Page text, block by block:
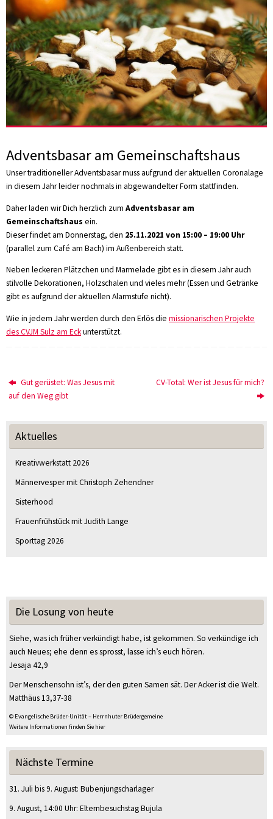
Adventsbasar am Gemeinschaftshaus
Unser traditioneller Adventsbasar muss aufgrund der aktuellen Coronalage
in diesem Jahr leider nochmals in abgewandelter Form stattfinden.
Daher laden wir Dich herzlich zum Adventsbasar am
Gemeinschaftshaus ein.
Dieser findet am Donnerstag, den 25.11.2021 von 15:00 – 19:00 Uhr
(parallel zum Café am Bach) im Außenbereich statt.
Neben leckeren Plätzchen und Marmelade gibt es in diesem Jahr auch
stilvolle Dekorationen, Holzschalen und vieles mehr (Essen und Getränke
gibt es aufgrund der aktuellen Alarmstufe nicht).
Wie in jedem Jahr werden durch den Erlös die missionarischen Projekte
des CVJM Sulz am Eckunterstützt.
Gut gerüstet: Was Jesus mit
auf den Weg gibt
CV-Total: Wer ist Jesus für mich?
Aktuelles
Kreativwerkstatt 2026
Männervesper mit Christoph Zehendner
Sisterhood
Frauenfrühstück mit Judith Lange
Sporttag 2026
Die Losung von heute
Siehe, was ich früher verkündigt habe, ist gekommen. So verkündige ich
auch Neues; ehe denn es sprosst, lasse ich’s euch hören.
Jesaja 42,9
Der Menschensohn ist’s, der den guten Samen sät. Der Acker ist die Welt.
Matthäus 13,37-38
© Evangelische Brüder-Unität – Herrnhuter Brüdergemeine
Weitere Informationen finden Sie hier
Nächste Termine
31. Juli bis9. August: Bubenjungscharlager
9. August, 14:00 Uhr: Elternbesuchstag Bujula